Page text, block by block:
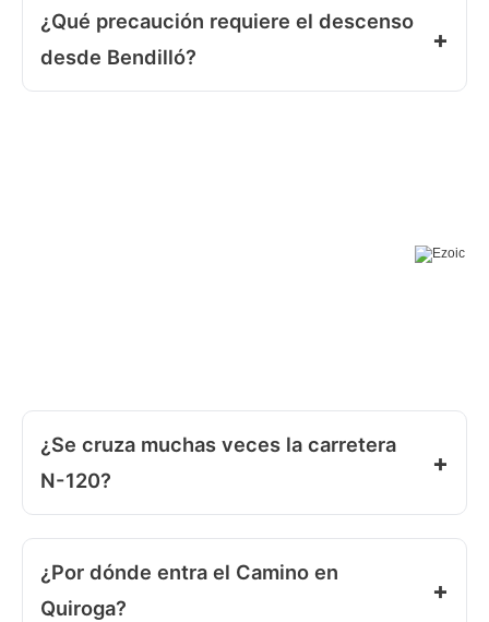
¿Qué precaución requiere el descenso
desde Bendilló?
¿Se cruza muchas veces la carretera
N-120?
¿Por dónde entra el Camino en
Quiroga?